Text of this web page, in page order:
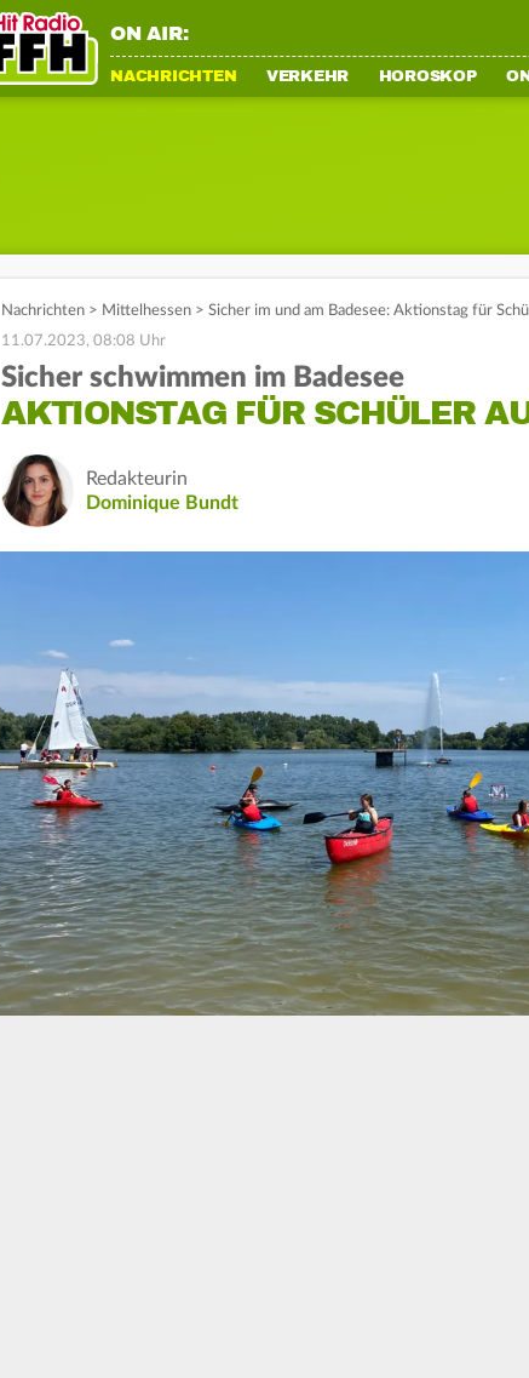
ON AIR:
NACHRICHTEN VERKEHR HOROSKOP
Nachrichten > Mittelhessen > Sicher im und am Badesee: Aktionstag für
11.07.2023, 08:08 Uhr
Sicher schwimmen im Badesee
AKTIONSTAG FÜR SCHÜLER
Redakteurin
Dominique Bundt